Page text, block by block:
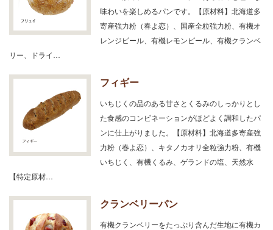
味わいを楽しめるパンです。【原材料】北海道多
寄産強力粉（春よ恋）、国産全粒強力粉、有機オ
レンジピール、有機レモンピール、有機クランベ
リー、ドライ…
フィギー
いちじくの品のある甘さとくるみのしっかりとし
た食感のコンビネーションがほどよく調和したパ
ンに仕上がりました。【原材料】北海道多寄産強
力粉（春よ恋）、キタノカオリ全粒強力粉、有機
いちじく、有機くるみ、ゲランドの塩、天然水
【特定原材…
クランベリーパン
有機クランベリーをたっぷり含んだ生地に有機カ